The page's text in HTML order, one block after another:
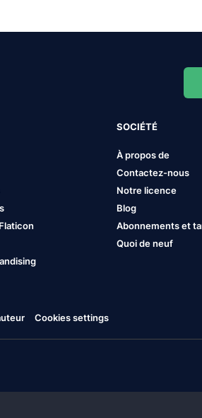
SOCIÉTÉ
À propos de
Contactez-nous
Notre licence
Blog
Abonnements et
Quoi de neuf
Cookies settings